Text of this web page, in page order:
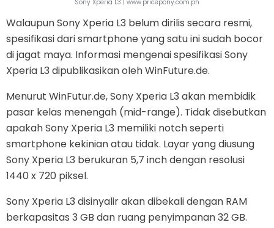
Sony Xperia L3 | www.pricepony.com.ph
Walaupun Sony Xperia L3 belum dirilis secara resmi,
spesifikasi dari smartphone yang satu ini sudah bocor
di jagat maya. Informasi mengenai spesifikasi Sony
Xperia L3 dipublikasikan oleh WinFuture.de.
Menurut WinFutur.de, Sony Xperia L3 akan membidik
pasar kelas menengah (mid-range). Tidak disebutkan
apakah Sony Xperia L3 memiliki notch seperti
smartphone kekinian atau tidak. Layar yang diusung
Sony Xperia L3 berukuran 5,7 inch dengan resolusi
1440 x 720 piksel.
Sony Xperia L3 disinyalir akan dibekali dengan RAM
berkapasitas 3 GB dan ruang penyimpanan 32 GB.